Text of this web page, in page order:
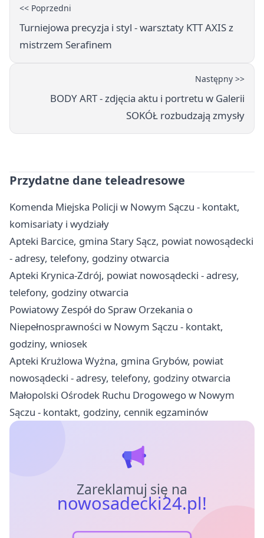
<< Poprzedni
Turniejowa precyzja i styl - warsztaty KTT AXIS z
mistrzem Serafinem
Następny >>
BODY ART - zdjęcia aktu i portretu w Galerii
SOKÓŁ rozbudzają zmysły
Przydatne dane teleadresowe
Komenda Miejska Policji w Nowym Sączu - kontakt,
komisariaty i wydziały
Apteki Barcice, gmina Stary Sącz, powiat nowosądecki
- adresy, telefony, godziny otwarcia
Apteki Krynica-Zdrój, powiat nowosądecki - adresy,
telefony, godziny otwarcia
Powiatowy Zespół do Spraw Orzekania o
Niepełnosprawności w Nowym Sączu - kontakt,
godziny, wniosek
Apteki Krużlowa Wyżna, gmina Grybów, powiat
nowosądecki - adresy, telefony, godziny otwarcia
Małopolski Ośrodek Ruchu Drogowego w Nowym
Sączu - kontakt, godziny, cennik egzaminów
Zareklamuj się na
nowosadecki24.pl!